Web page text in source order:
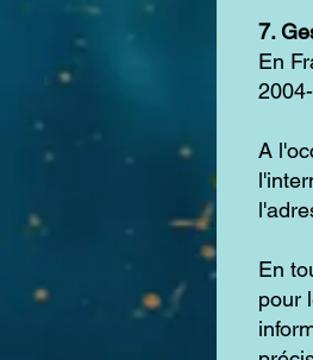
7.
En
A
En
pour